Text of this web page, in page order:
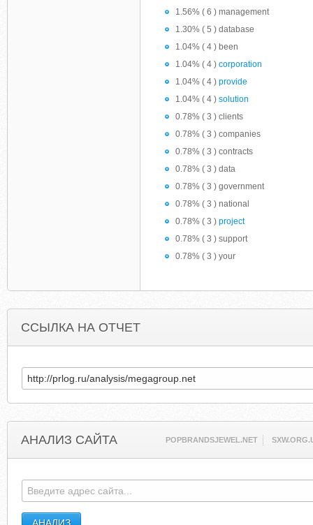
1.56% ( 6 ) management
1.30% ( 5 ) database
1.04% ( 4 ) been
1.04% ( 4 ) corporation
1.04% ( 4 ) provide
1.04% ( 4 ) solution
0.78% ( 3 ) clients
0.78% ( 3 ) companies
0.78% ( 3 ) contracts
0.78% ( 3 ) data
0.78% ( 3 ) government
0.78% ( 3 ) national
0.78% ( 3 ) project
0.78% ( 3 ) support
0.78% ( 3 ) your
ССЫЛКА НА ОТЧЕТ
АНАЛИЗ САЙТА POPBRANDSJEWEL.NET